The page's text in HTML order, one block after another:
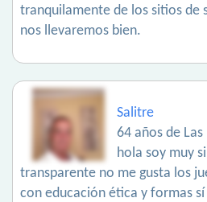
tranquilamente de los sitios de
nos llevaremos bien.
Salitre
64 años de Las
hola soy muy
transparente no me gusta los
con educación ética y formas